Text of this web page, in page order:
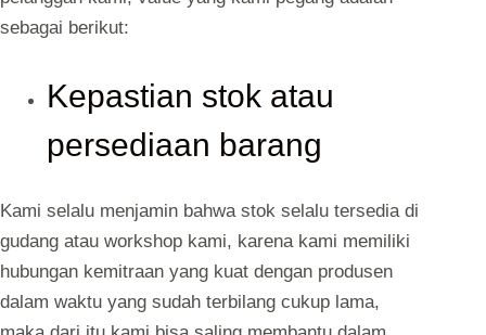
sebagai berikut:
Kepastian stok atau
persediaan barang
Kami selalu menjamin bahwa stok selalu tersedia di
gudang atau workshop kami, karena kami memiliki
hubungan kemitraan yang kuat dengan produsen
dalam waktu yang sudah terbilang cukup lama,